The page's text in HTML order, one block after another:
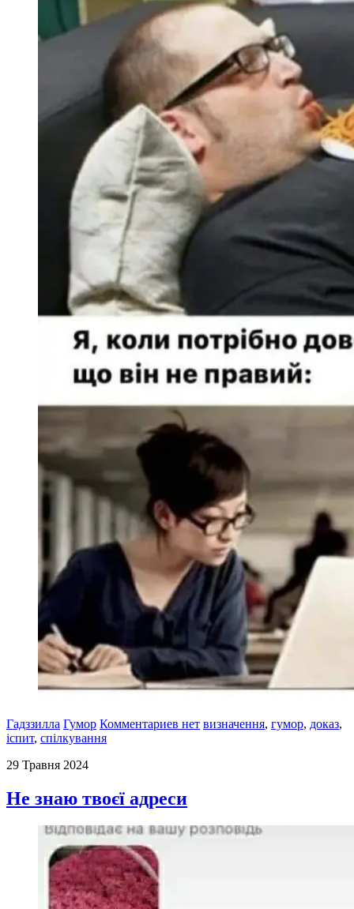
Гадззилла Гумор Комментариев нет визначення, гумор, доказ,
іспит, спілкування
29 Травня 2024
Не знаю твоєї адреси